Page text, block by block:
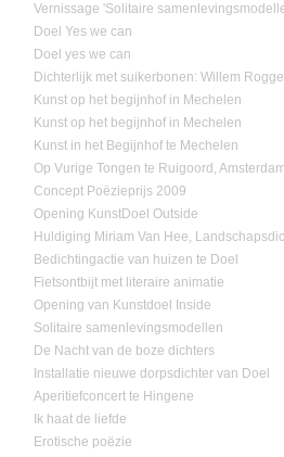
Vernissage 'Solitaire
Doel Yes we can
Doel yes we can
Dichterlijk met suikerbonen: Willem
Kunst op het begijnhof in Mechelen
Kunst op het begijnhof in Mechelen
Kunst in het Begijnhof te Mechelen
Op Vurige Tongen te Ruigoord,
Concept Poëzieprijs 2009
Opening KunstDoel Outside
Huldiging Miriam Van Hee,
Bedichtingactie van huizen te Doel
Fietsontbijt met literaire animatie
Opening van Kunstdoel Inside
Solitaire samenlevingsmodellen
De Nacht van de boze dichters
Installatie nieuwe dorpsdichter van Doel
Aperitiefconcert te Hingene
Ik haat de liefde
Erotische poëzie